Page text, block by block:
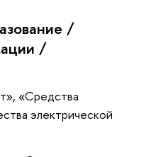
/
/
«Средства
электрической